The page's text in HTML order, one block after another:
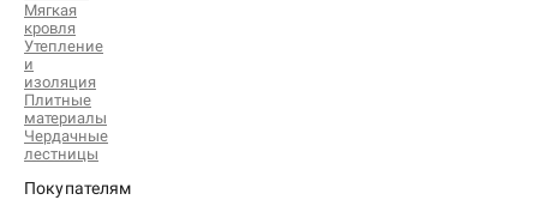
Мягкая
кровля
Утепление
и
изоляция
Плитные
материалы
Чердачные
лестницы
Покупателям